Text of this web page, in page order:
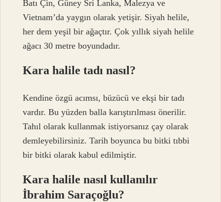
Batı Çin, Güney Sri Lanka, Malezya ve
Vietnam’da yaygın olarak yetişir. Siyah helile,
her dem yeşil bir ağaçtır. Çok yıllık siyah helile
ağacı 30 metre boyundadır.
Kara halile tadı nasıl?
Kendine özgü acımsı, büzücü ve ekşi bir tadı
vardır. Bu yüzden balla karıştırılması önerilir.
Tahıl olarak kullanmak istiyorsanız çay olarak
demleyebilirsiniz. Tarih boyunca bu bitki tıbbi
bir bitki olarak kabul edilmiştir.
Kara halile nasıl kullanılır
İbrahim Saraçoğlu?